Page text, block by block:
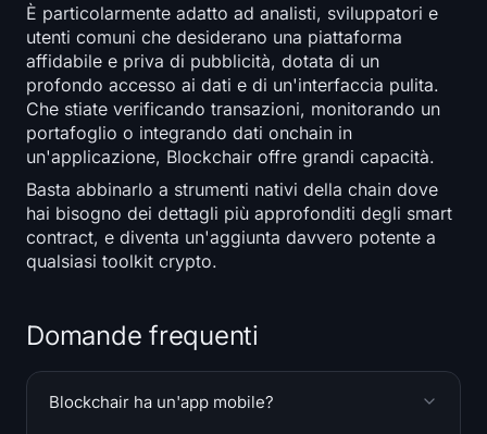
È particolarmente adatto ad analisti, sviluppatori e
utenti comuni che desiderano una piattaforma
affidabile e priva di pubblicità, dotata di un
profondo accesso ai dati e di un'interfaccia pulita.
Che stiate verificando transazioni, monitorando un
portafoglio o integrando dati onchain in
un'applicazione, Blockchair offre grandi capacità.
Basta abbinarlo a strumenti nativi della chain dove
hai bisogno dei dettagli più approfonditi degli smart
contract, e diventa un'aggiunta davvero potente a
qualsiasi toolkit crypto.
Domande frequenti
Blockchair ha un'app mobile?